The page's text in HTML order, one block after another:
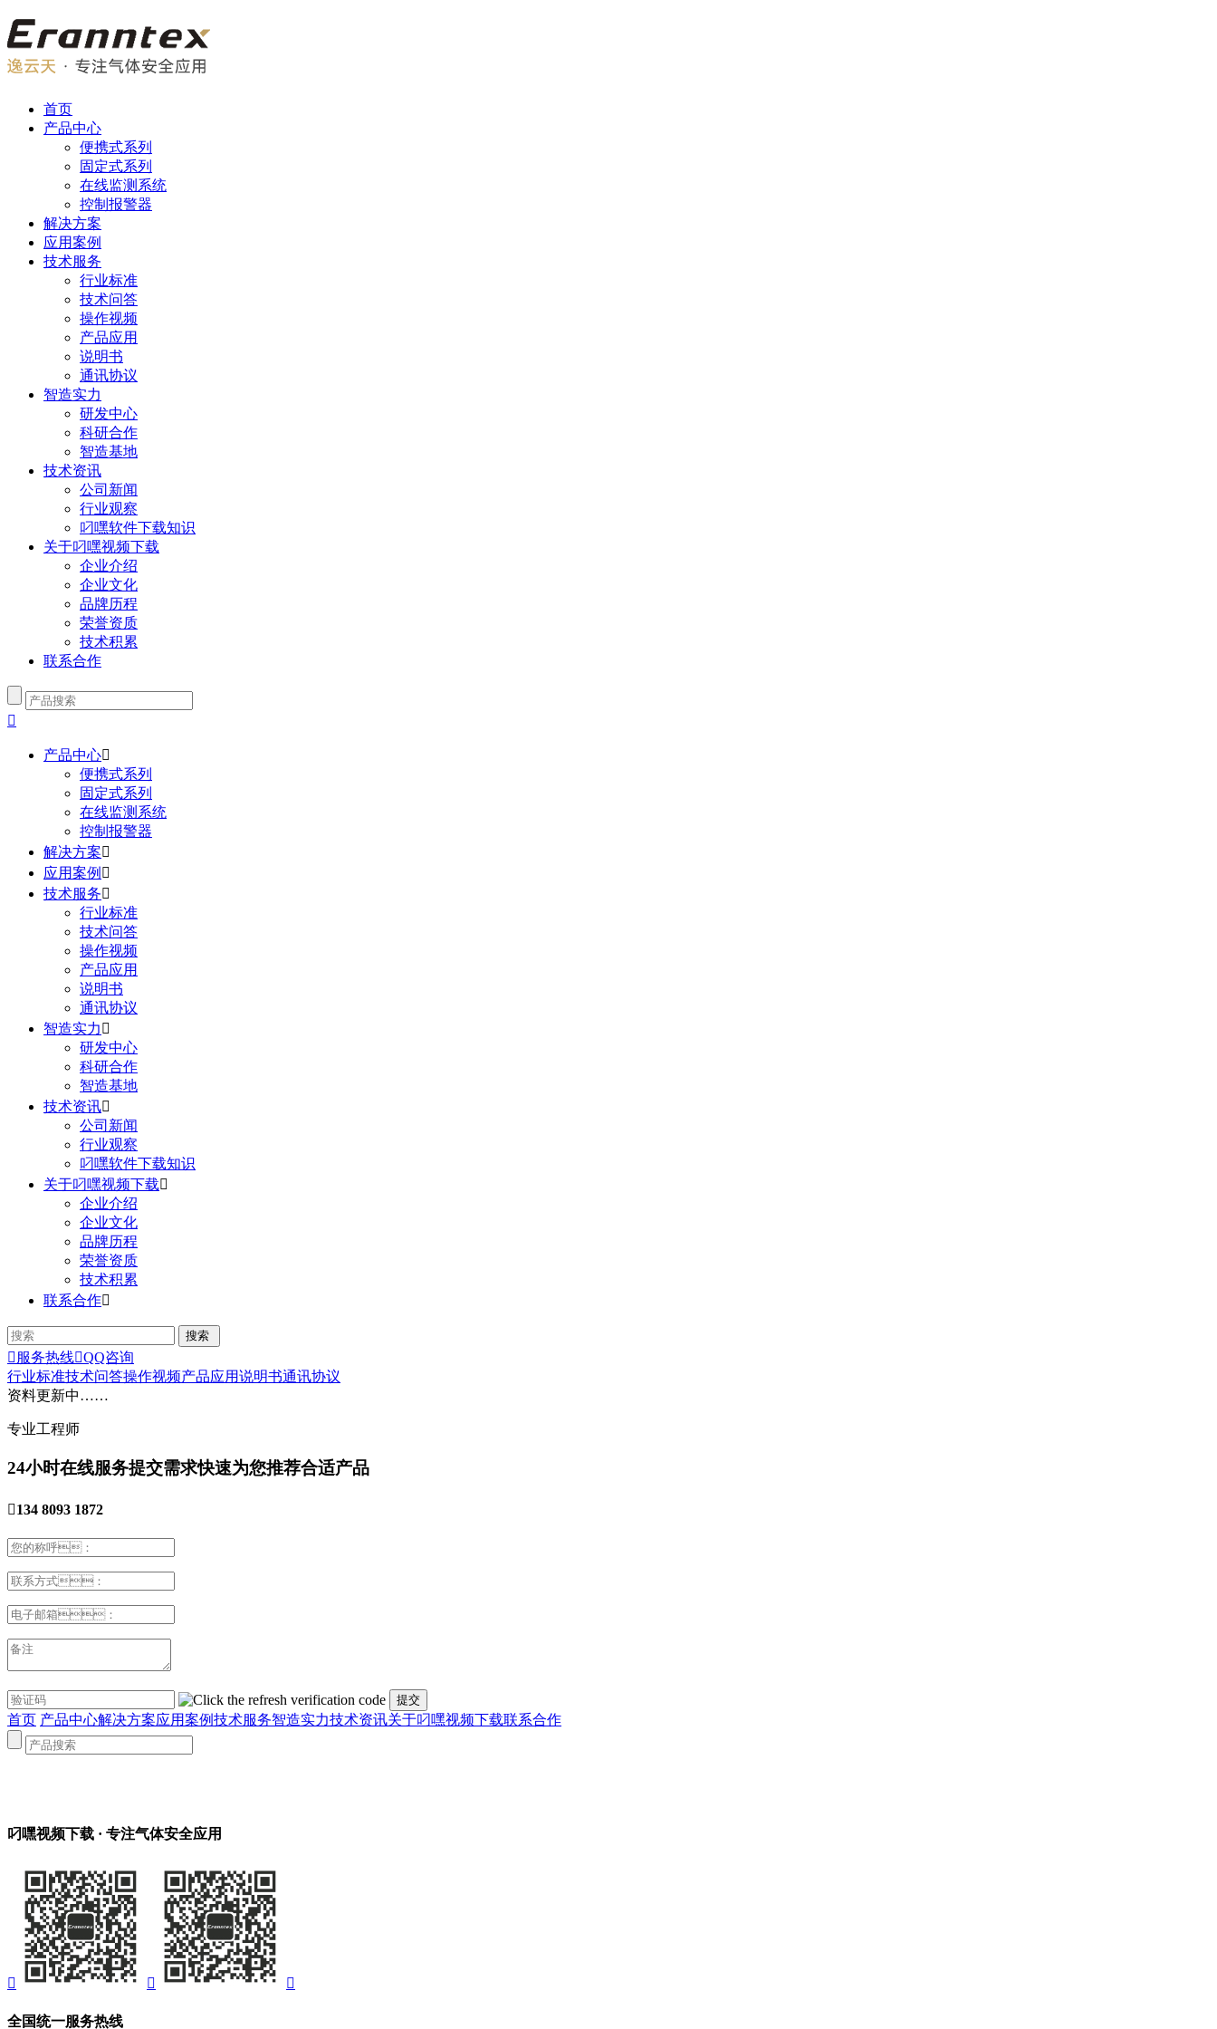
首页
产品中心
便携式系列
固定式系列
在线监测系统
控制报警器
解决方案
应用案例
技术服务
行业标准
技术问答
操作视频
产品应用
说明书
通讯协议
智造实力
研发中心
科研合作
智造基地
技术资讯
公司新闻
行业观察
叼嘿软件下载知识
关于叼嘿视频下载
企业介绍
企业文化
品牌历程
荣誉资质
技术积累
联系合作

产品中心
便携式系列
固定式系列
在线监测系统
控制报警器
解决方案
应用案例 
技术服务
行业标准
技术问答
操作视频
产品应用
说明书
通讯协议
智造实力 
研发中心
科研合作
智造基地
技术资讯
公司新闻
行业观察
叼嘿软件下载知识
关于叼嘿视频下载
企业介绍
企业文化
品牌历程
荣誉资质
技术积累
联系合作
 服务热线QQ咨询
行业标准技术问答操作视频产品应用说明书通讯协议
资料更新中……
专业工程师
24小时在线服务提交需求快速为您推荐合适产品
134 8093 1872
首页 产品中心解决方案应用案例技术服务智造实力技术资讯关于叼嘿视频下载联系合作
叼嘿视频下载 · 专注气体安全应用
  
全国统一服务热线